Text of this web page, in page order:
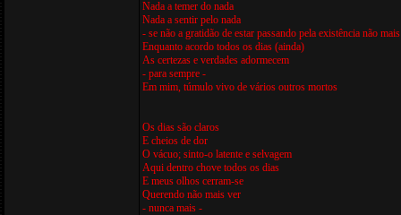
Nada a temer do nada
Nada a sentir pelo nada
- se não a gratidão de estar passando pela existência não
Enquanto acordo todos os dias (ainda)
As certezas e verdades adormecem
- para sempre -
Em mim, túmulo vivo de vários outros mortos
Os dias são claros
E cheios de dor
O vácuo; sinto-o latente e selvagem
Aqui dentro chove todos os dias
E meus olhos cerram-se
Querendo não mais ver
- nunca mais -